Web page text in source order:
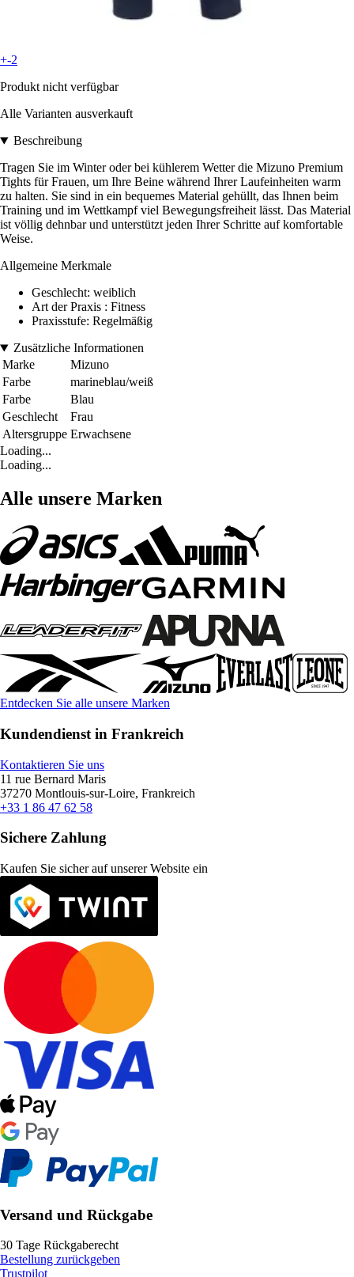
+-2
Produkt nicht verfügbar
Alle Varianten ausverkauft
Beschreibung
Tragen Sie im Winter oder bei kühlerem Wetter die Mizuno Premium
Tights für Frauen, um Ihre Beine während Ihrer Laufeinheiten warm
zu halten. Sie sind in ein bequemes Material gehüllt, das Ihnen beim
Training und im Wettkampf viel Bewegungsfreiheit lässt. Das Material
ist völlig dehnbar und unterstützt jeden Ihrer Schritte auf komfortable
Weise.
Allgemeine Merkmale
Geschlecht: weiblich
Art der Praxis : Fitness
Praxisstufe: Regelmäßig
Zusätzliche Informationen
Marke
Mizuno
Farbe
marineblau/weiß
Farbe
Blau
Geschlecht
Frau
Altersgruppe Erwachsene
Loading...
Loading...
Alle unsere Marken
Entdecken Sie alle unsere Marken
Kundendienst in Frankreich
Kontaktieren Sie uns
11 rue Bernard Maris
37270 Montlouis-sur-Loire, Frankreich
+33 1 86 47 62 58
Sichere Zahlung
Kaufen Sie sicher auf unserer Website ein
Versand und Rückgabe
30 Tage Rückgaberecht
Bestellung zurückgeben
Trustpilot